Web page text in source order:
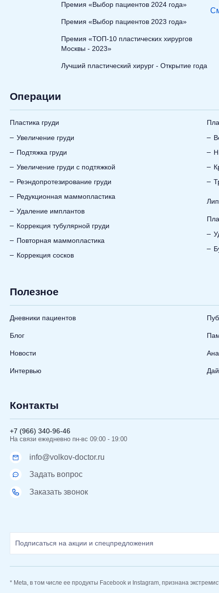
Премия «Выбор пациентов 2024 года»
Премия «Выбор пациентов 2023 года»
Премия «ТОП-10 пластических хирургов
Москвы - 2023»
Лучший пластический хирург - Открытие года
Операции
Пластика груди
Увеличение груди
Подтяжка груди
Увеличение груди с подтяжкой
Реэндопротезирование груди
Редукционная маммопластика
Удаление имплантов
Коррекция тубулярной груди
Повторная маммопластика
Коррекция сосков
Полезное
Дневники пациентов
Блог
Новости
Интервью
Контакты
+7 (966) 340-96-46
На связи ежедневно пн-вс 09:00 - 19:00
info@volkov-doctor.ru
Задать вопрос
Заказать звонок
* Meta, в том числе ее продукты Facebook и Instagram, признана